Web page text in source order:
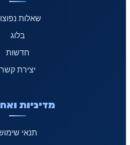
שאלות
בלוג
חדשות
יצירת קשר
מדיניות
תנאי